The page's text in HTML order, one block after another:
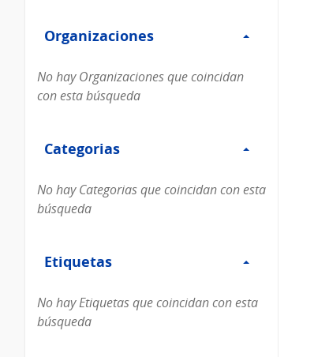
Organizaciones
Organizaciones
No hay Organizaciones que coincidan
con esta búsqueda
Categorias
Categorias
No hay Categorias que coincidan con esta
búsqueda
Etiquetas
Etiquetas
No hay Etiquetas que coincidan con esta
búsqueda